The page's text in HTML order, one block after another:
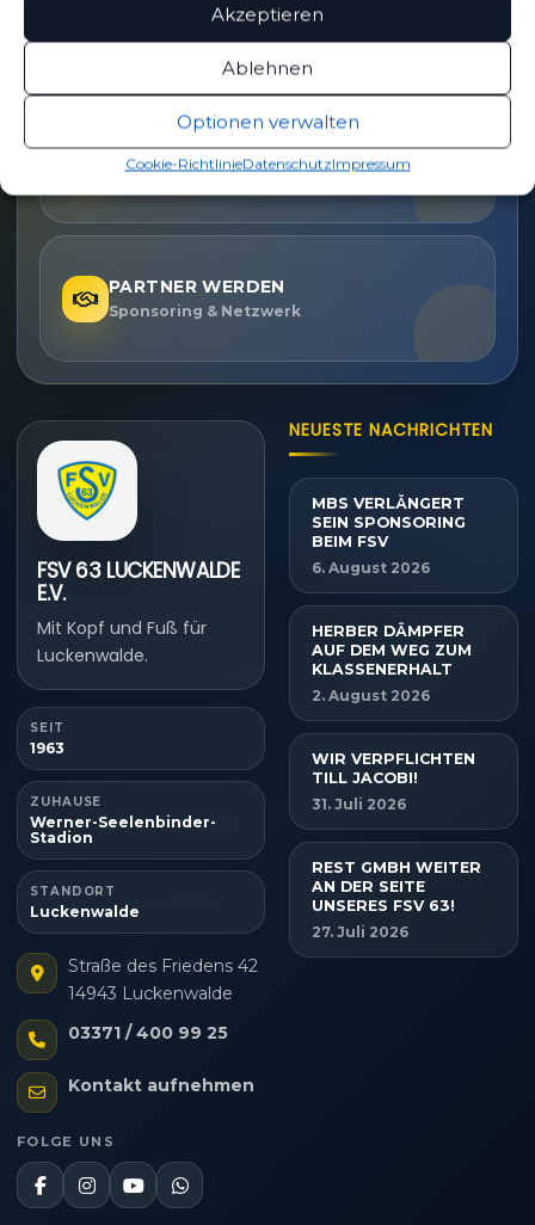
Akzeptieren
Ablehnen
Optionen verwalten
Cookie-RichtlinieDatenschutzImpressum
SPIELPLAN
Nächste Partien ansehen
PARTNER WERDEN
Sponsoring & Netzwerk
FSV 63 LUCKENWALDE
E.V.
Mit Kopf und Fuß für
Luckenwalde.
SEIT
1963
ZUHAUSE
Werner-Seelenbinder-
Stadion
STANDORT
Luckenwalde
Straße des Friedens 42
14943 Luckenwalde
03371 / 400 99 25
Kontakt aufnehmen
FOLGE UNS
NEUESTE NACHRICHTEN
MBS VERLÄNGERT
SEIN SPONSORING
BEIM FSV
6. August 2026
HERBER DÄMPFER
AUF DEM WEG ZUM
KLASSENERHALT
2. August 2026
WIR VERPFLICHTEN
TILL JACOBI!
31. Juli 2026
REST GMBH WEITER
AN DER SEITE
UNSERES FSV 63!
27. Juli 2026